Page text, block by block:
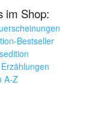
im Shop:
Bestseller
A-Z